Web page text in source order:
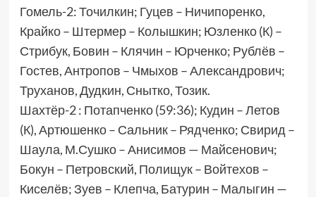
Гомель-2: Точилкин; Гуцев – Ничипоренко,
Крайко – Штермер – Колышкин; Юзленко (К) –
Стрибук, Бовин – Клячин – Юрченко; Рублёв –
Гостев, Антропов – Чмыхов – Александрович;
Труханов, Дудкин, Снытко, Тозик.
Шахтёр-2 : Потапченко (59:36); Кудин – Летов
(К), Артюшенко – Сальник – Рядченко; Свирид –
Шаула, М.Сушко – Анисимов — Майсенович;
Бокун – Петровский, Полищук – Войтехов –
Киселёв; Зуев – Клепча, Батурин – Малыгин —